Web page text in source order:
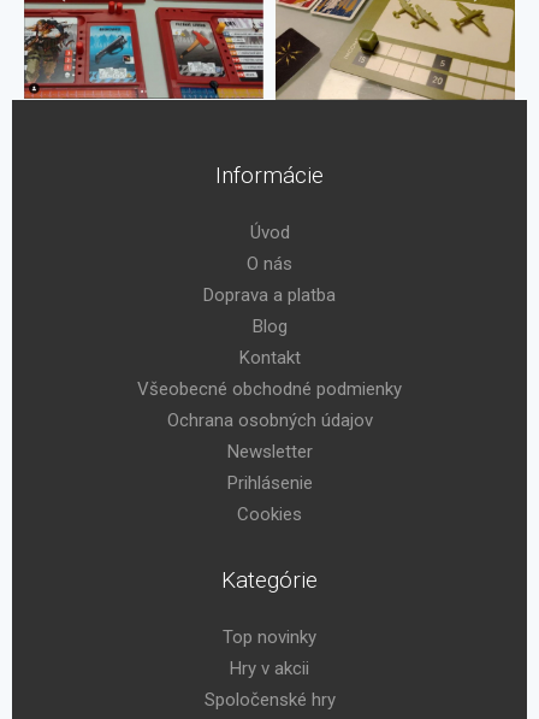
Informácie
Úvod
O nás
Doprava a platba
Blog
Kontakt
Všeobecné obchodné podmienky
Ochrana osobných údajov
Newsletter
Prihlásenie
Cookies
Kategórie
Top novinky
Hry v akcii
Spoločenské hry